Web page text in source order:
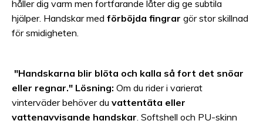
håller dig varm men fortfarande låter dig ge subtila
hjälper. Handskar med förböjda fingrar gör stor skillnad
för smidigheten.
"Handskarna blir blöta och kalla så fort det snöar
eller regnar." Lösning: Om du rider i varierat
vinterväder behöver du vattentäta eller
vattenavvisande handskar. Softshell och PU-skinn